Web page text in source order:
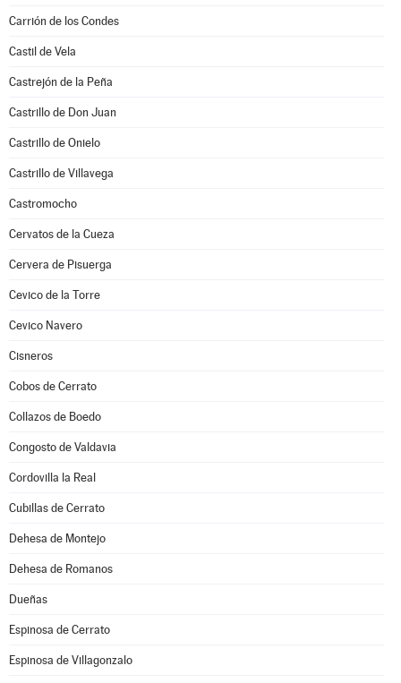
Carrión de los Condes
Castil de Vela
Castrejón de la Peña
Castrillo de Don Juan
Castrillo de Onielo
Castrillo de Villavega
Castromocho
Cervatos de la Cueza
Cervera de Pisuerga
Cevico de la Torre
Cevico Navero
Cisneros
Cobos de Cerrato
Collazos de Boedo
Congosto de Valdavia
Cordovilla la Real
Cubillas de Cerrato
Dehesa de Montejo
Dehesa de Romanos
Dueñas
Espinosa de Cerrato
Espinosa de Villagonzalo